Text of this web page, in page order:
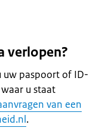
verlopen?
uw paspoort of ID-
u staat
van een
.